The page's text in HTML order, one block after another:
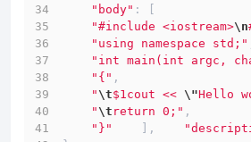
"body" : [
"#include <iostream>\n
"using namespace std;"
"int main(int argc,
"{" ,
" \t$1cout << \"Hello
" \t return 0;" ,
"}"
    ],